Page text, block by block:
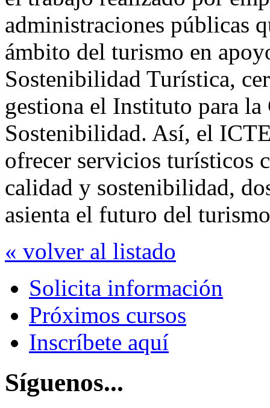
administraciones públicas
ámbito del turismo en
Sostenibilidad Turística,
gestiona el Instituto para
Sostenibilidad. Así, el
ofrecer servicios turísticos
calidad y sostenibilidad,
asienta el futuro del
« volver al listado
Solicita información
Próximos cursos
Inscríbete aquí
Síguenos...